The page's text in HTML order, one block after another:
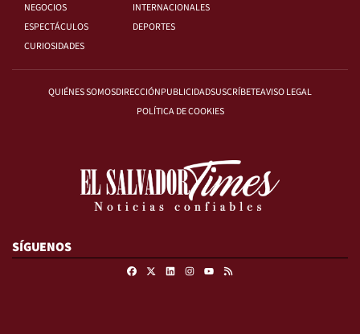
NEGOCIOS
INTERNACIONALES
ESPECTÁCULOS
DEPORTES
CURIOSIDADES
QUIÉNES SOMOSDIRECCIÓNPUBLICIDADSUSCRÍBETEAVISO LEGAL
POLÍTICA DE COOKIES
SÍGUENOS
FacebookLinkedinInstagram